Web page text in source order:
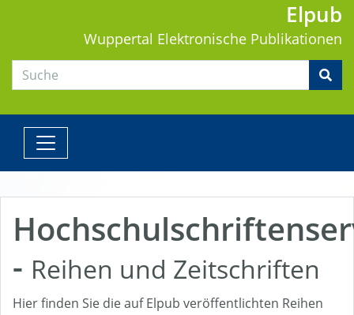
Elpub
Wuppertal Elektronische Publikationen
- Reihen und Zeitschriften
Hier finden Sie die auf Elpub veröffentlichten Reihen